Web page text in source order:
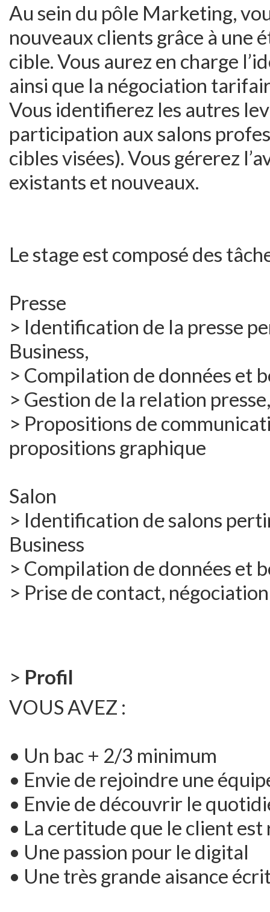
Au sein du pôle Marketing,
nouveaux clients grâce à une
cible. Vous aurez en charge
ainsi que la négociation
Vous identifierez les autres
participation aux salons
cibles visées). Vous gérerez
existants et nouveaux.
Le stage est composé des
Presse
> Identification de la presse
Business,
> Compilation de données et
> Gestion de la relation
> Propositions de
propositions graphique
Salon
> Identification de salons
Business
> Compilation de données et
> Prise de contact,
> Profil
VOUS AVEZ :
• Un bac + 2/3 minimum
• Envie de rejoindre une
• Envie de découvrir le
• La certitude que le client est
• Une passion pour le digital
• Une très grande aisance